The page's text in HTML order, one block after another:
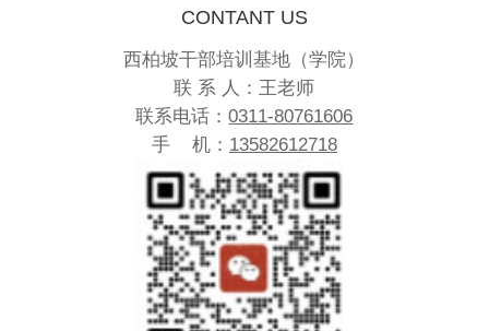
CONTANT US
西柏坡干部培训基地（学院）
联 系 人：王老师
联系电话：0311-80761606
手 机： 13582612718